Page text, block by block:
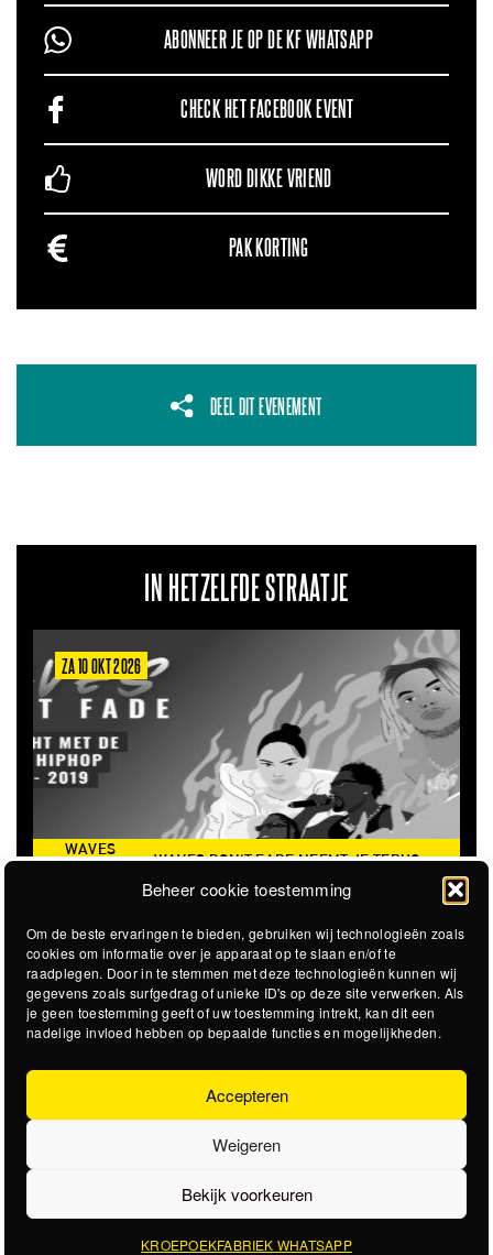
Beheer cookie toestemming
Om de beste ervaringen te bieden, gebruiken wij technologieën zoals
cookies om informatie over je apparaat op te slaan en/of te
raadplegen. Door in te stemmen met deze technologieën kunnen wij
gegevens zoals surfgedrag of unieke ID's op deze site verwerken. Als
je geen toestemming geeft of uw toestemming intrekt, kan dit een
nadelige invloed hebben op bepaalde functies en mogelijkheden.
Accepteren
Weigeren
Bekijk voorkeuren
KROEPOEKFABRIEK WHATSAPP
ABONNEER JE OP DE KF WHATSAPP
CHECK HET FACEBOOK EVENT
WORD DIKKE VRIEND
PAK KORTING
DEEL DIT EVENEMENT
IN HETZELFDE STRAATJE
ZA 10 OKT 2026
WAVES
WAVES DON'T FADE NEEMT JE TERUG
NAAR DE ICONISCHE ZOMER VAN 2016